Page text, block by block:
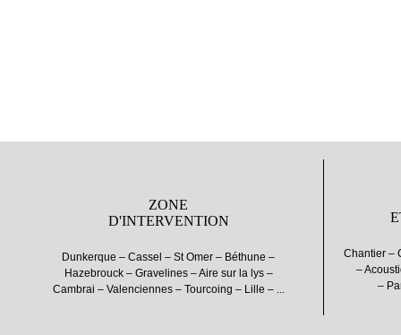
ZONE
D'INTERVENTION
Dunkerque – Cassel – St Omer – Béthune –
Hazebrouck – Gravelines – Aire sur la lys –
Cambrai – Valenciennes – Tourcoing – Lille – ...
Chantier –
–
–